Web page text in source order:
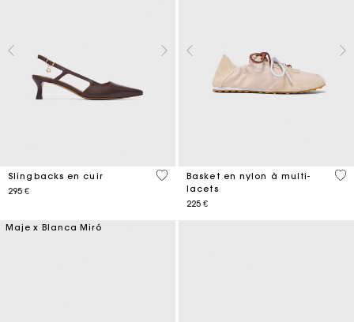
Slingbacks en cuir
295 €
5 out of 5 Customer Rating
Basket en nylon à multi-
lacets
225 €
3,9
Maje x Blanca Miró